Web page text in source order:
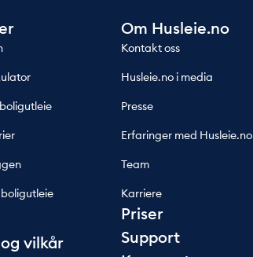
vilkår
Om Husleie.no
Kontakt oss
Husleie.no i media
Presse
Erfaringer med Husleie.no
Team
Karriere
Priser
Support